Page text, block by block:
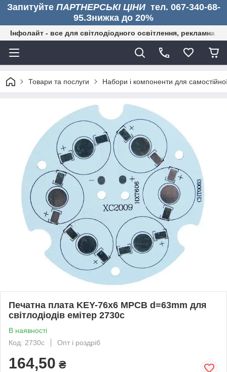
Запитуйте ПАРТНЕРСЬКІ ЦІНИтел. 067-340-68-
95.Знижка до 20%
Інфолайт - все для світлодіодного освітлення, рекламна
Товари та послуги Набори і компоненти для
Печатна плата KEY-76x6 MPCB d=63mm для
світлодіодів емітер 2730с
В наявності
Код: 2730с
Опт і роздріб
164,50 ₴